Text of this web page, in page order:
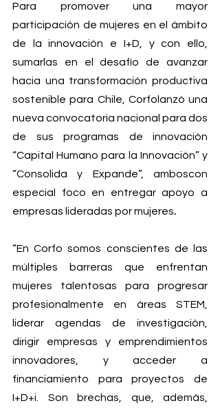
Para promover una mayor
participación de mujeres en el ámbito
de la innovación e I+D, y con ello,
sumarlas en el desafío de avanzar
hacia una transformación productiva
sostenible para Chile, Corfolanzó una
nueva convocatoria nacional para dos
de sus programas de innovación
“Capital Humano para la Innovación” y
“Consolida y Expande”, amboscon
especial foco en entregar apoyo a
empresas lideradas por mujeres.
“En Corfo somos conscientes de las
múltiples barreras que enfrentan
mujeres talentosas para progresar
profesionalmente en áreas STEM,
liderar agendas de investigación,
dirigir empresas y emprendimientos
innovadores, y acceder a
financiamiento para proyectos de
I+D+i. Son brechas, que, además,